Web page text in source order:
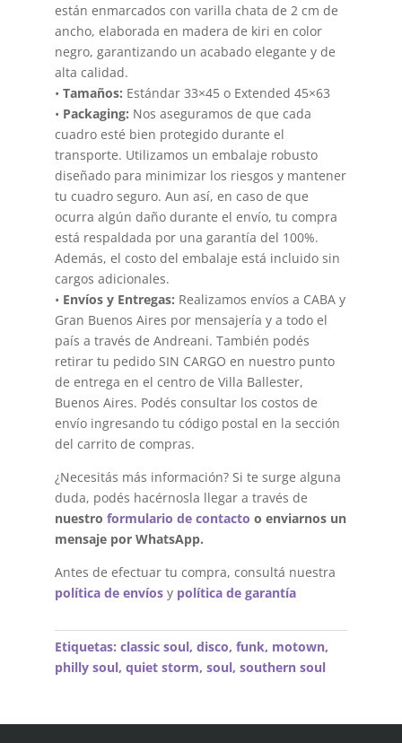
están enmarcados con varilla chata de 2 cm de
ancho, elaborada en madera de kiri en color
negro, garantizando un acabado elegante y de
alta calidad.
• Tamaños: Estándar 33×45 o Extended 45×63
• Packaging: Nos aseguramos de que cada
cuadro esté bien protegido durante el
transporte. Utilizamos un embalaje robusto
diseñado para minimizar los riesgos y mantener
tu cuadro seguro. Aun así, en caso de que
ocurra algún daño durante el envío, tu compra
está respaldada por una garantía del 100%.
Además, el costo del embalaje está incluido sin
cargos adicionales.
• Envíos y Entregas: Realizamos envíos a CABA y
Gran Buenos Aires por mensajería y a todo el
país a través de Andreani. También podés
retirar tu pedido SIN CARGO en nuestro punto
de entrega en el centro de Villa Ballester,
Buenos Aires. Podés consultar los costos de
envío ingresando tu código postal en la sección
del carrito de compras.
¿Necesitás más información? Si te surge alguna
duda, podés hacérnosla llegar a través de
nuestro formulario de contacto o enviarnos un
mensaje por WhatsApp.
Antes de efectuar tu compra, consultá nuestra
política de envíosy política de garantía
Etiquetas: classic soul, disco, funk, motown,
philly soul, quiet storm, soul, southern soul